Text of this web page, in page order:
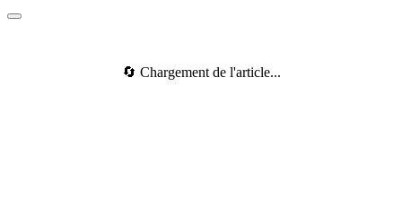
🔄 Chargement de l'article...